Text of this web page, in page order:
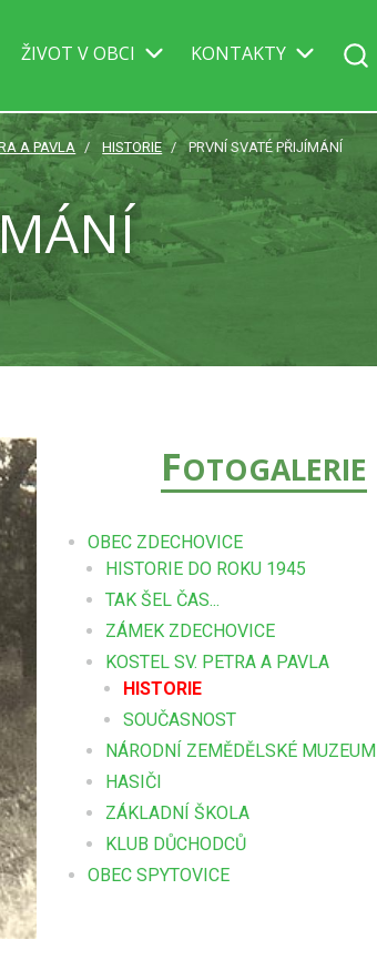
ŽIVOT V OBCI KONTAKTY
A PAVLA HISTORIE PRVNÍ SVATÉ PŘIJÍMÁNÍ
FOTOGALERIE
OBEC ZDECHOVICE
HISTORIE DO ROKU 1945
TAK ŠEL ČAS...
ZÁMEK ZDECHOVICE
KOSTEL SV. PETRA A PAVLA
HISTORIE
SOUČASNOST
NÁRODNÍ ZEMĚDĚLSKÉ MUZEUM
HASIČI
ZÁKLADNÍ ŠKOLA
KLUB DŮCHODCŮ
OBEC SPYTOVICE